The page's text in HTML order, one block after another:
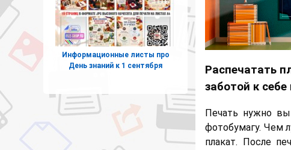
Распечатать
заботой к
Печать нужно
фотобумагу. Чем
плакат. После
Информационные листы про
День знаний к 1 сентября